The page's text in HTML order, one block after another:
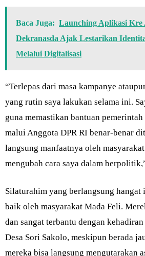
Baca Juga: Launching Aplikasi Kre
Dekranasda Ajak Lestarikan
Melalui Digitalisasi
“Terlepas dari masa kampanye
yang rutin saya lakukan selama ini.
guna memastikan bantuan
malui Anggota DPR RI benar-benar
langsung manfaatnya oleh
mengubah cara saya dalam
Silaturahim yang berlangsung hangat
baik oleh masyarakat Mada Feli.
dan sangat terbantu dengan
Desa Sori Sakolo, meskipun berada
mereka bisa langsung mengutarakan